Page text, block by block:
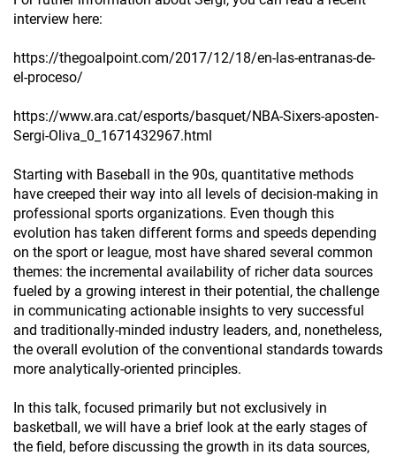
interview here:
https://thegoalpoint.com/2017/12/18/en-las-entranas-de-
el-proceso/
https://www.ara.cat/esports/basquet/NBA-Sixers-aposten-
Sergi-Oliva_0_1671432967.html
Starting with Baseball in the 90s, quantitative methods
have creeped their way into all levels of decision-making in
professional sports organizations. Even though this
evolution has taken different forms and speeds depending
on the sport or league, most have shared several common
themes: the incremental availability of richer data sources
fueled by a growing interest in their potential, the challenge
in communicating actionable insights to very successful
and traditionally-minded industry leaders, and, nonetheless,
the overall evolution of the conventional standards towards
more analytically-oriented principles.
In this talk, focused primarily but not exclusively in
basketball, we will have a brief look at the early stages of
the field, before discussing the growth in its data sources,